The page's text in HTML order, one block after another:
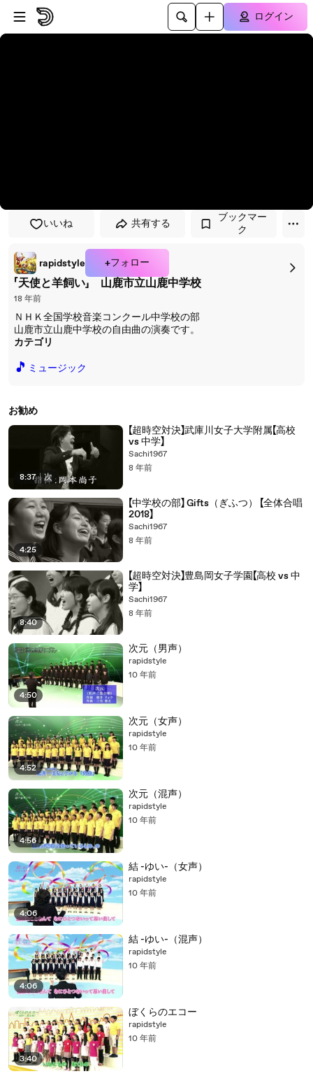
プレイヤーにスキップ
メインコンテンツにスキップ
ログイン
いいね 共有する
ブックマー
ク
rapidstyle +フォロー
「天使と羊飼い」 山鹿市立山鹿中学校
18 年前
ＮＨＫ全国学校音楽コンクール中学校の部
山鹿市立山鹿中学校の自由曲の演奏です。
カテゴリ
🎵 ミュージック
お勧め
8:37 | 次
【超時空対決】武庫川女子大学附属【高校
vs 中学】
Sachi1967
8 年前
4:25
【中学校の部】 Gifts（ぎふつ） 【全体合唱
2018】
Sachi1967
8 年前
8:40
【超時空対決】豊島岡女子学園【高校 vs 中
学】
Sachi1967
8 年前
4:50
次元（男声）
rapidstyle
10 年前
4:52
次元（女声）
rapidstyle
10 年前
4:56
次元（混声）
rapidstyle
10 年前
4:06
結 -ゆい-（女声）
rapidstyle
10 年前
4:06
結 -ゆい-（混声）
rapidstyle
10 年前
3:40
ぼくらのエコー
rapidstyle
10 年前